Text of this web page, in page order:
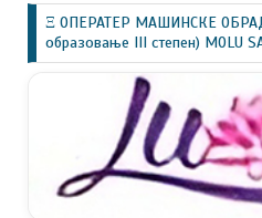
Ξ ОПЕРАТЕР МАШИНСКЕ
образовање III степен) MOLU